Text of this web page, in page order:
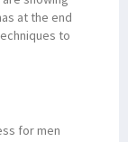
at the end
to
for men